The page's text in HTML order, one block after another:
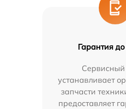
Гарантия
Сервисный
устанавливает
запчасти
предоставляет